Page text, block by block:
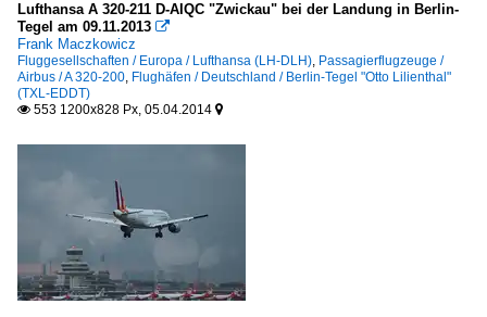
Lufthansa A 320-211 D-AIQC "Zwickau" bei der Landung in Berlin-
Tegel am 09.11.2013 
Frank Maczkowicz
Fluggesellschaften / Europa / Lufthansa (LH-DLH), Passagierflugzeuge /
Airbus / A 320-200, Flughäfen / Deutschland / Berlin-Tegel "Otto Lilienthal"
(TXL-EDDT)
 553 1200x828 Px, 05.04.2014 